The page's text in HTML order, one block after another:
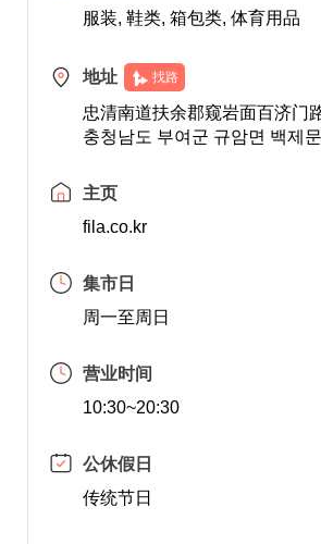
服装, 鞋类, 箱包类, 体育用品
地址 找路
忠清南道扶余郡窥岩面百济门
충청남도 부여군 규암면 백제
主页
fila.co.kr
集市日
周一至周日
营业时间
10:30~20:30
公休假日
传统节日